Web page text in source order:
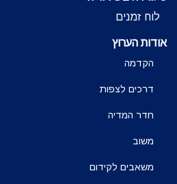
לוח זמנים
אודות הערוץ
הקדמה
דרכים לצפות
חדר המדיה
משוב
משאבים לקידום